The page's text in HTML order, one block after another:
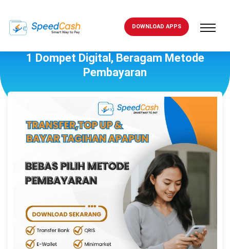
DOWNLOAD APPS
1 Dompet Digital, Beragam Metode
Pembayaran